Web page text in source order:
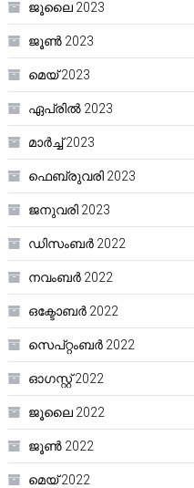
ജൂലൈ 2023
ജൂൺ 2023
മെയ്‌ 2023
ഏപ്രിൽ 2023
മാർച്ച്‌ 2023
ഫെബ്രുവരി 2023
ജനുവരി 2023
ഡിസംബർ 2022
നവംബർ 2022
ഒക്ടോബർ 2022
സെപ്റ്റംബർ 2022
ഓഗസ്റ്റ്‌ 2022
ജൂലൈ 2022
ജൂൺ 2022
മെയ്‌ 2022